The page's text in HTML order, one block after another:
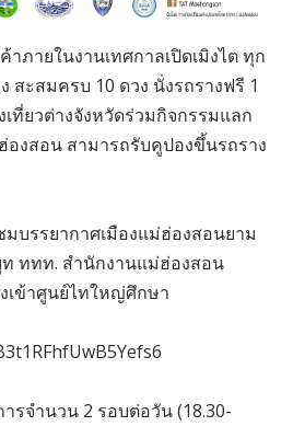
ภายในงานเทศกาลเปิดเมิงไต ทุก
สะสมครบ 10 ดวง นั่งรถรางฟรี 1
ยวต่างจังหวัดร่วมกิจกรรมแลก
งสอน สามารถรับคูปองขึ้นรถราง
บรรยากาศเมืองแม่ฮ่องสอนยาม
ท ททท. สำนักงานแม่ฮ่องสอน
เข้าศูนย์ไทใหญ่ศึกษา
รจำนวน 2 รอบต่อวัน (18.30-